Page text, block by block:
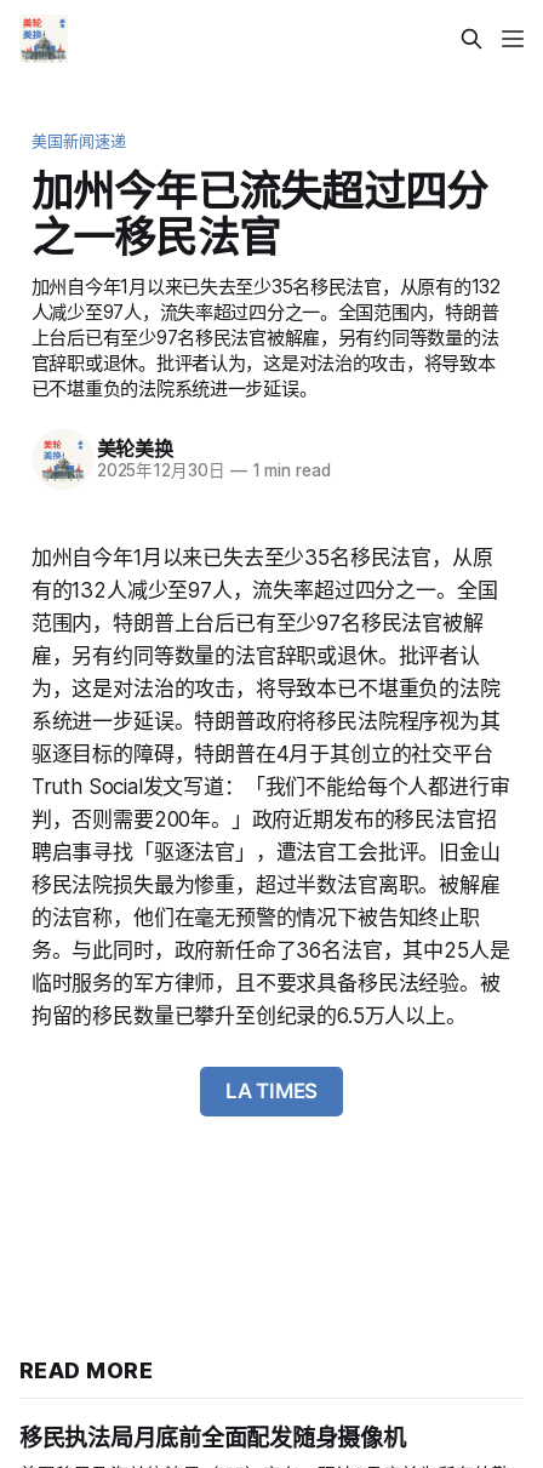
美国新闻速递
加州今年已流失超过四分
之一移民法官
加州自今年1月以来已失去至少35名移民法官，从原有的132
人减少至97人，流失率超过四分之一。全国范围内，特朗普
上台后已有至少97名移民法官被解雇，另有约同等数量的法
官辞职或退休。批评者认为，这是对法治的攻击，将导致本
已不堪重负的法院系统进一步延误。
美轮美换
2025年12月30日 —1 min read
加州自今年1月以来已失去至少35名移民法官，从原
有的132人减少至97人，流失率超过四分之一。全国
范围内，特朗普上台后已有至少97名移民法官被解
雇，另有约同等数量的法官辞职或退休。批评者认
为，这是对法治的攻击，将导致本已不堪重负的法院
系统进一步延误。特朗普政府将移民法院程序视为其
驱逐目标的障碍，特朗普在4月于其创立的社交平台
Truth Social发文写道：「我们不能给每个人都进行审
判，否则需要200年。」政府近期发布的移民法官招
聘启事寻找「驱逐法官」，遭法官工会批评。旧金山
移民法院损失最为惨重，超过半数法官离职。被解雇
的法官称，他们在毫无预警的情况下被告知终止职
务。与此同时，政府新任命了36名法官，其中25人是
临时服务的军方律师，且不要求具备移民法经验。被
拘留的移民数量已攀升至创纪录的6.5万人以上。
LA TIMES
READ MORE
移民执法局月底前全面配发随身摄像机